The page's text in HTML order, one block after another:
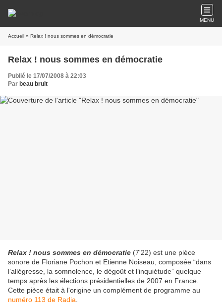
MENU
Accueil » Relax ! nous sommes en démocratie
Relax ! nous sommes en démocratie
Publié le 17/07/2008 à 22:03
Par beau bruit
Relax ! nous sommes en démocratie (7'22) est une pièce
sonore de Floriane Pochon et Etienne Noiseau, composée “dans
l’allégresse, la somnolence, le dégoût et l’inquiétude” quelque
temps après les élections présidentielles de 2007 en France.
Cette pièce était à l'origine un complément de programme au
numéro 113 de Radia